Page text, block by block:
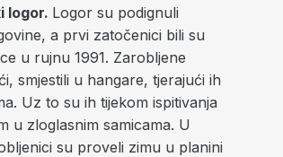
logor. Logor su podignuli
a prvi zatočenici bili su
u rujnu 1991. Zarobljene
smjestili u hangare, tjerajući ih
Uz to su ih tijekom ispitivanja
u zloglasnim samicama. U
su proveli zimu u planini